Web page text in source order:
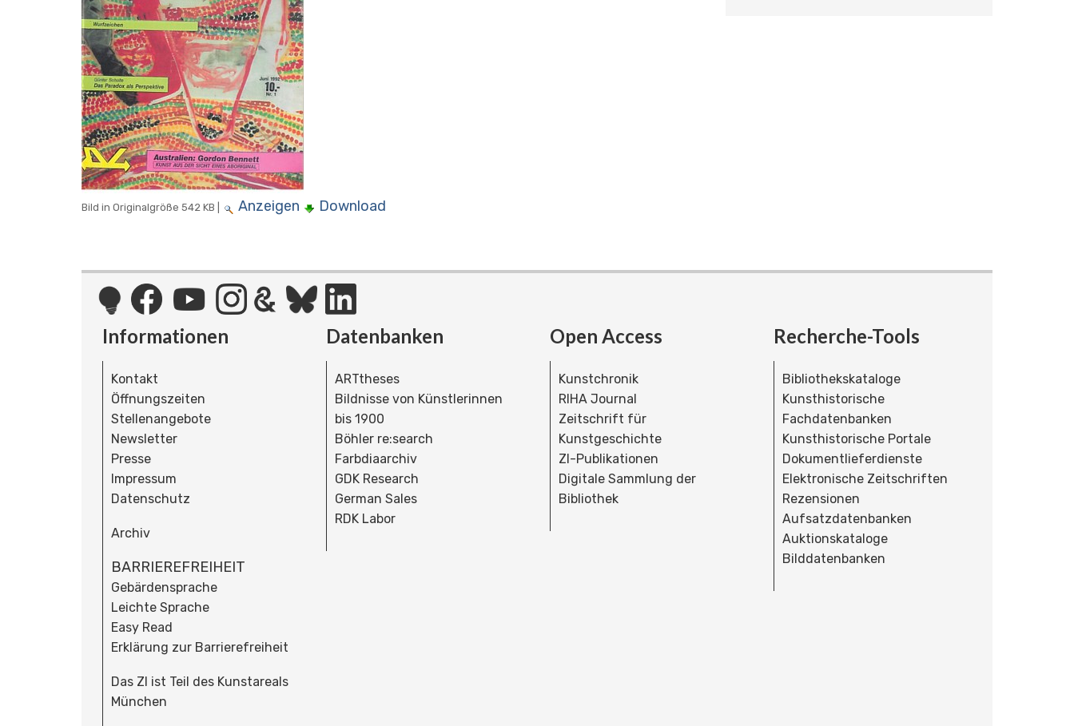
Bild in Originalgröße 542 KB Anzeigen Download
Informationen
Kontakt
Öffnungszeiten
Stellenangebote
Newsletter
Presse
Impressum
Datenschutz
Archiv
BARRIEREFREIHEIT
Gebärdensprache
Leichte Sprache
Easy Read
Erklärung zur Barrierefreiheit
Das ZI ist Teil des Kunstareals
München
Datenbanken
ARTtheses
Bildnisse von Künstlerinnen
bis 1900
Böhler re:search
Farbdiaarchiv
GDK Research
German Sales
RDK Labor
Open Access
Kunstchronik
RIHA Journal
Zeitschrift für
Kunstgeschichte
ZI-Publikationen
Digitale Sammlung der
Bibliothek
Recherche-Tools
Bibliothekskataloge
Kunsthistorische
Fachdatenbanken
Kunsthistorische Portale
Dokumentlieferdienste
Elektronische Zeitschriften
Rezensionen
Aufsatzdatenbanken
Auktionskataloge
Bilddatenbanken